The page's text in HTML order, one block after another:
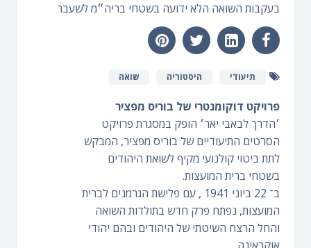
בעקבות השואה הלא ידועה בשטחי בריה״מ לשעבר
תיעודי היסטוריה שואה
פרויקט דוקומנטרי של בוריס מפציר
׳הדרך לבאבי יאר׳ הופק במסגרת פרויקט
הסרטים התיעודיים של בוריס מפציר, המבקש
לתת ביטוי קולנועי מקיף לשואת היהודים
בשטחי ברית המועצות.
ב־ 22 ביוני 1941 , עם פלישת הגרמנים לברית
המועצות, נפתח פרק חדש בתולדות השואה
והחל הרצח השיטתי של היהודים ובהם יהודי